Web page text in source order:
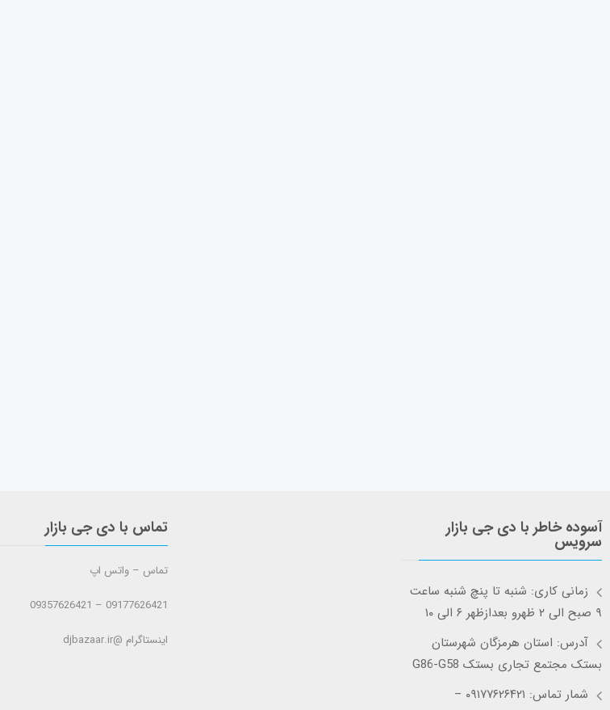
آسوده خاطر با دی جی بازار
سرویس
زمانی کاری: شنبه تا پنچ شنبه ساعت
۹ صبح الی ۲ ظهرو بعدازظهر ۶ الی ۱۰
آدرس: استان هرمزگان شهرستان
بستک مجتمع تجاری بستک G86-G58
شمار تماس: ۰۹۱۷۷۶۲۶۴۲۱ –
تماس با دی جی بازار
تماس – واتس اپ
09177626421 – 09357626421
اینستاگرام @djbazaar.ir